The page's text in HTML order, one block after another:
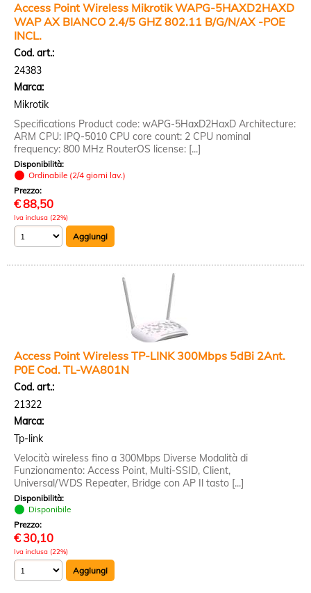
Access Point Wireless Mikrotik WAPG-5HAXD2HAXD
WAP AX BIANCO 2.4/5 GHZ 802.11 B/G/N/AX -POE
INCL.
Cod. art.:
24383
Marca:
Mikrotik
Specifications Product code: wAPG-5HaxD2HaxD Architecture:
ARM CPU: IPQ-5010 CPU core count: 2 CPU nominal
frequency: 800 MHz RouterOS license: [...]
Disponibilità:
Ordinabile (2/4 giorni lav.)
Prezzo:
€88,50
Iva inclusa (22%)
Access Point Wireless TP-LINK 300Mbps 5dBi 2Ant.
P0E Cod. TL-WA801N
Cod. art.:
21322
Marca:
Tp-link
Velocità wireless fino a 300Mbps Diverse Modalità di
Funzionamento: Access Point, Multi-SSID, Client,
Universal/WDS Repeater, Bridge con AP Il tasto [...]
Disponibilità:
Disponibile
Prezzo:
€ 30,10
Iva inclusa (22%)